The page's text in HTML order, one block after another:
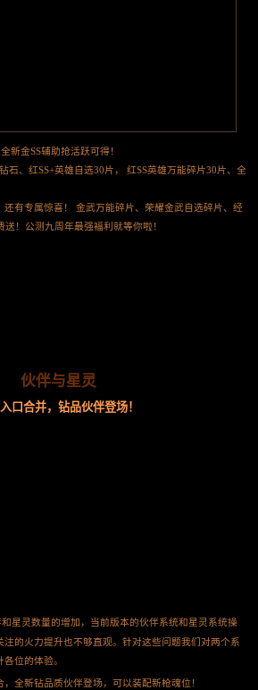
新金SS辅助抢活跃可得！
、红SS+英雄自选30片， 红SS英雄万能碎片30片、全
有专属惊喜！ 金武万能碎片、荣耀金武自选碎片、经
！公测九周年最强福利就等你啦！
伙伴与星灵
口合并，钻品伙伴登场！
和星灵数量的增加，当前版本的伙伴系统和星灵系统操
的火力提升也不够直观。针对这些问题我们对两个系
位的体验。
全新钻品质伙伴登场，可以装配新枪魂位！